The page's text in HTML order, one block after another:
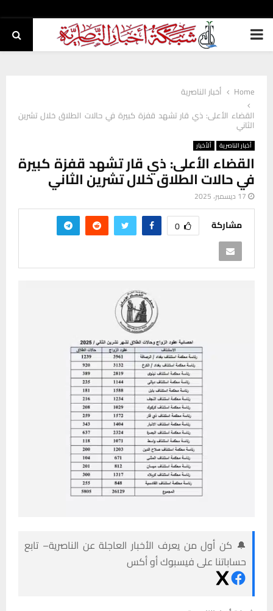
PRIMARY
Home
أخبار الناصرية
القضاء الأعلى: ذي قار تشهد قفزة كبيرة في حالات الطلاق خلال تشرين
الثاني
أخبار الناصرية ألأخبار
القضاء الأعلى: ذي قار تشهد قفزة كبيرة
في حالات الطلاق خلال تشرين الثاني
17 ديسمبر، 2025
مشاركة 0
🔔 كن أول من يعرف الأخبار العاجلة عن الناصرية– تابع
حساباتنا على فيسبوك أو أكس